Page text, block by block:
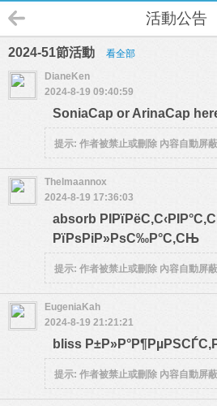
活動公告
2024-51節活動 看全部
DianeKen
2024-8-19 09:40:59
SoniaCap or ArinaCap
提示: 作者被禁止或刪除 內容自動屏蔽
Thelmaannox
2024-8-19 17:36:03
absorb
РїРѕРіР»РѕС‰Р°С‚СЊ
提示: 作者被禁止或刪除 內容自動屏蔽
EugeniaKah
2024-8-19 21:21:21
bliss
提示: 作者被禁止或刪除 內容自動屏蔽